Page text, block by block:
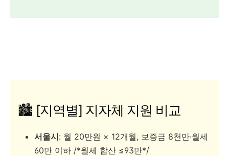
🏙️ [지역별] 지자체 지원 비교
서울시: 월 20만원 × 12개월, 보증금 8천만·월세
60만 이하 /*월세 합산 ≤93만*/